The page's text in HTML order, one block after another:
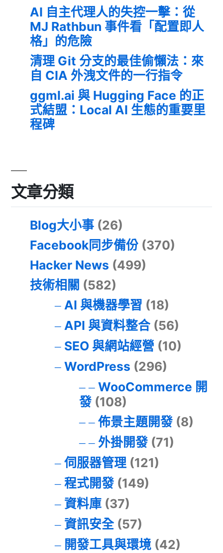
AI 自主代理人的失控一擊：從
MJ Rathbun 事件看「配置即人
格」的危險
清理 Git 分支的最佳偷懶法：來
自 CIA 外洩文件的一行指令
ggml.ai 與 Hugging Face 的正
式結盟：Local AI 生態的重要里
程碑
文章分類
Blog大小事 (26)
Facebook同步備份 (370)
Hacker News (499)
技術相關 (582)
AI 與機器學習 (18)
API 與資料整合(56)
SEO 與網站經營 (10)
WordPress (296)
WooCommerce 開
發(108)
佈景主題開發(8)
外掛開發(71)
伺服器管理(121)
程式開發(149)
資料庫(37)
資訊安全(57)
開發工具與環境(42)